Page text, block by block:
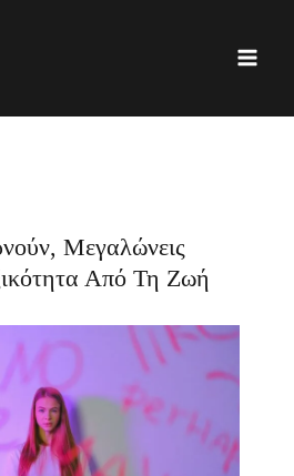
Μεγαλώνεις
Από Τη Ζωή